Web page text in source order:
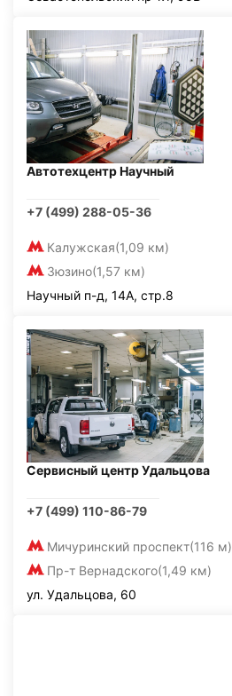
Автотехцентр Научный
+7 (499) 288-05-36
Калужская(1,09 км)
Зюзино(1,57 км)
Научный п-д, 14А, стр.8
Сервисный центр Удальцова
+7 (499) 110-86-79
Мичуринский проспект(116 м)
Пр-т Вернадского(1,49 км)
ул. Удальцова, 60